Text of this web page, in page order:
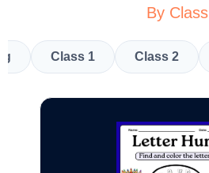
By Class
Class 1 Class 2